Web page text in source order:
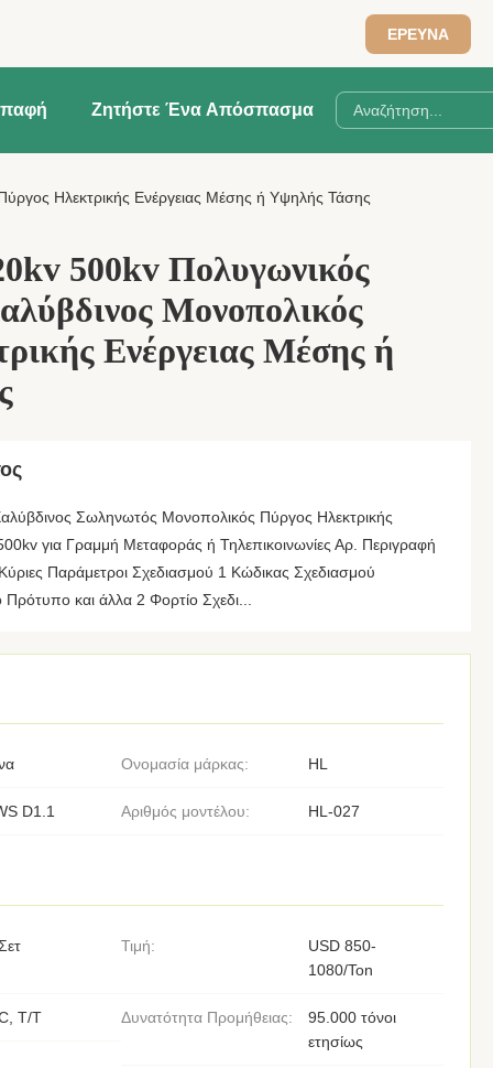
ΕΡΕΥΝΑ
Ζητήστε Ένα Απόσπασμα
Ηλεκτρικής Ενέργειας Μέσης ή Υψηλής Τάσης
500kv Πολυγωνικός
Μονοπολικός
Ενέργειας Μέσης ή
Σωληνωτός Μονοπολικός Πύργος Ηλεκτρικής
για Γραμμή Μεταφοράς ή Τηλεπικοινωνίες Αρ. Περιγραφή
Παράμετροι Σχεδιασμού 1 Κώδικας Σχεδιασμού
και άλλα 2 Φορτίο Σχεδι...
Ονομασία μάρκας: HL
D1.1 Αριθμός μοντέλου: HL-027
Τιμή:
USD 850-
1080/Ton
T/T Δυνατότητα Προμήθειας:
95.000 τόνοι
ετησίως